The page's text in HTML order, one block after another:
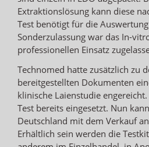
Extraktionslösung kann diese
Test benötigt für die
Sonderzulassung war das In-
professionellen Einsatz
Technomed hatte zusätzlich zu
bereitgestellten Dokumenten
klinische Laienstudie
Test bereits eingesetzt. Nun
Deutschland mit dem Verkauf
Erhältlich sein werden die